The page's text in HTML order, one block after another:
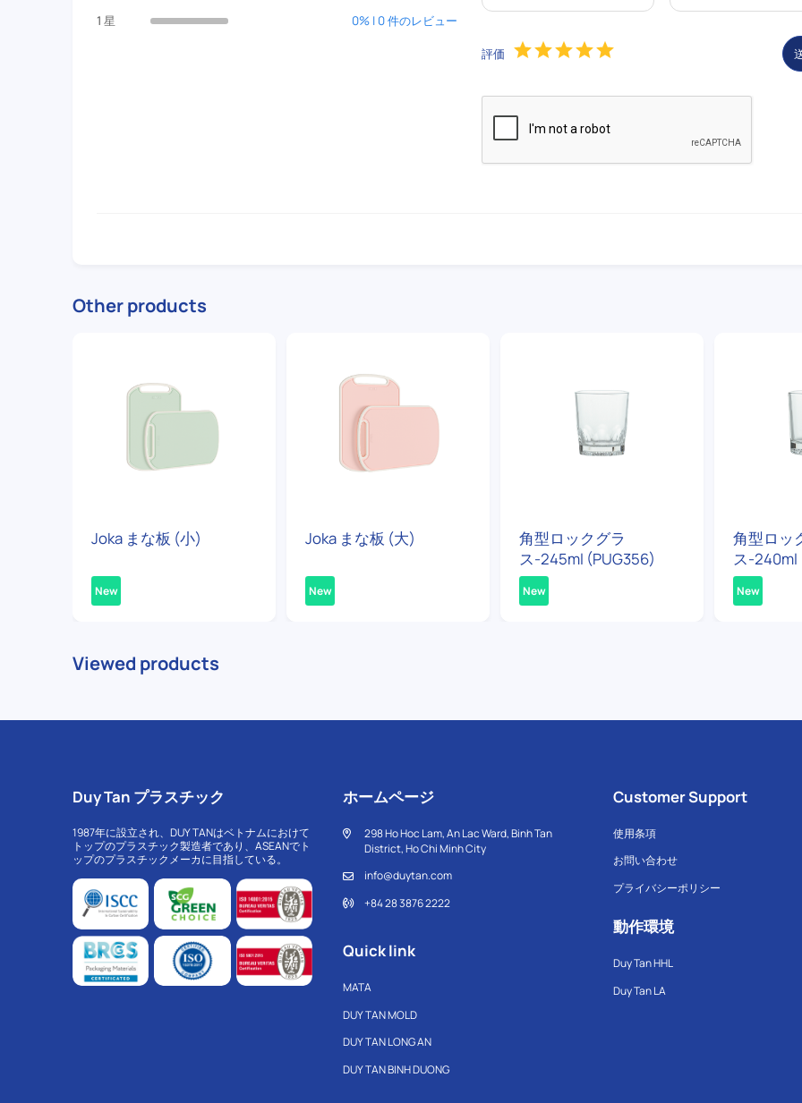
1 星
0% | 0 件のレビュー
評価
Other products
Joka まな板 (小)
New
Joka まな板 (大)
New
角型ロックグラ
ス-245ml (PUG356)
New
角型ロッ
ス-240ml
New
Viewed products
Duy Tan プラスチック
1987年に設立され、DUY TANはベトナムにおけて
トップのプラスチック製造者であり、ASEANでト
ップのプラスチックメーカに目指している。
ホームページ
298 Ho Hoc Lam, An Lac Ward, Binh Tan
District, Ho Chi Minh City
info@duytan.com
+84 28 3876 2222
Quick link
MATA
DUY TAN MOLD
DUY TAN LONG AN
DUY TAN BINH DUONG
Customer Support
使用条項
お問い合わせ
プライバシーポリシー
動作環境
Duy Tan HHL
Duy Tan LA